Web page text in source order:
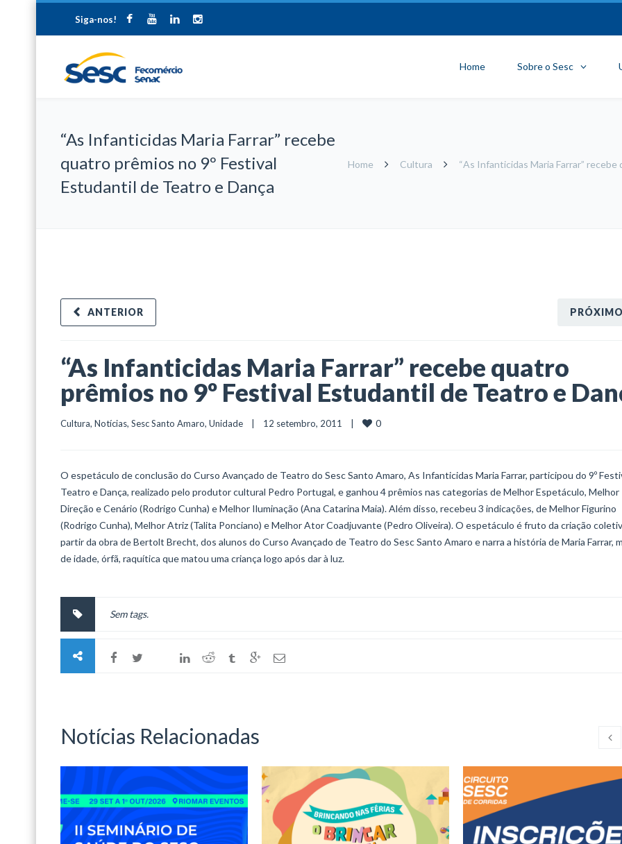
Siga-nos!
Home Sobre o Sesc
“As Infanticidas Maria Farrar” recebe
quatro prêmios no 9º Festival
Estudantil de Teatro e Dança
Home Cultura “As Infanticidas Maria Farrar”
PRÓXIMO
ANTERIOR
“As Infanticidas Maria Farrar” recebe quatro
prêmios no 9º Festival Estudantil de Teatro e
Cultura, Notícias, Sesc Santo Amaro, Unidade
    |    12 setembro, 2011    |
0
O espetáculo de conclusão do Curso Avançado de Teatro do Sesc Santo Amaro, As Infanticidas Maria Farrar, participou do 9º
Teatro e Dança, realizado pelo produtor cultural Pedro Portugal, e ganhou 4 prêmios nas categorias de Melhor Espetáculo, Melhor
Direção e Cenário (Rodrigo Cunha) e Melhor Iluminação (Ana Catarina Maia). Além disso, recebeu 3 indicações, de Melhor Figurino
(Rodrigo Cunha), Melhor Atriz (Talita Ponciano) e Melhor Ator Coadjuvante (Pedro Oliveira). O espetáculo é fruto da criação
partir da obra de Bertolt Brecht, dos alunos do Curso Avançado de Teatro do Sesc Santo Amaro e narra a história de Maria Farrar,
de idade, órfã, raquítica que matou uma criança logo após dar à luz.
Sem tags.
Notícias Relacionadas